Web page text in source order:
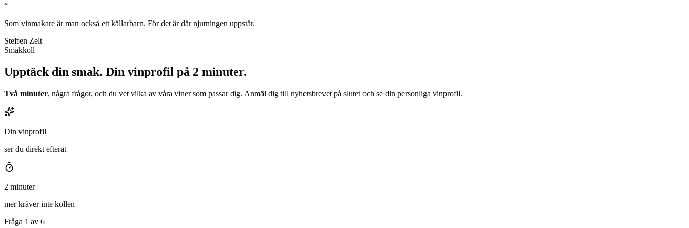
“
Som vinmakare är man också ett källarbarn. För det är där njutningen uppstår.
Steffen Zelt
Smakkoll
Upptäck din smak. Din vinprofil på 2 minuter.
Två minuter, några frågor, och du vet vilka av våra viner som passar dig. Anmäl dig till nyhetsbrevet på slutet och se din personliga vinprofil.
Din vinprofil
ser du direkt efteråt
2 minuter
mer kräver inte kollen
Fråga 1 av 6